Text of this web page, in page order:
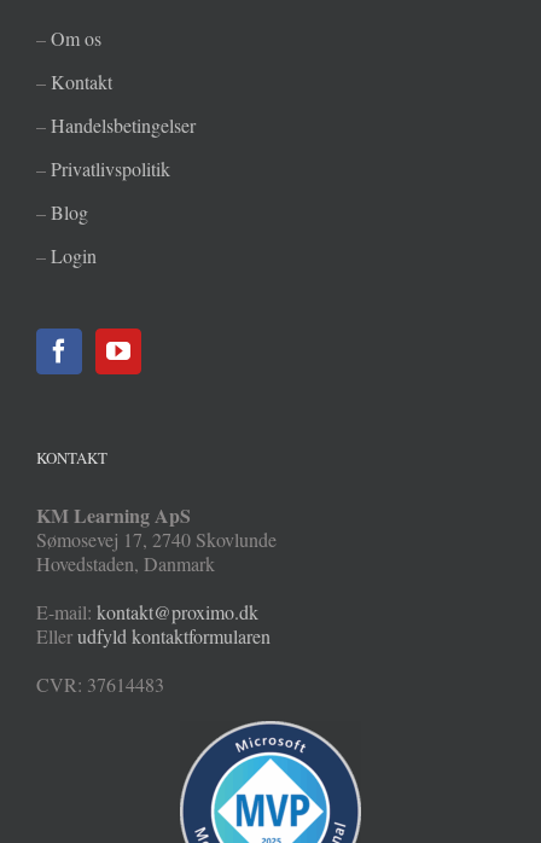
–Om os
– Kontakt
–Handelsbetingelser
–Privatlivspolitik
–Blog
–Login
KONTAKT
KM Learning ApS
Sømosevej 17, 2740 Skovlunde
Hovedstaden, Danmark
E-mail: kontakt@proximo.dk
Ellerudfyld kontaktformularen
CVR: 37614483